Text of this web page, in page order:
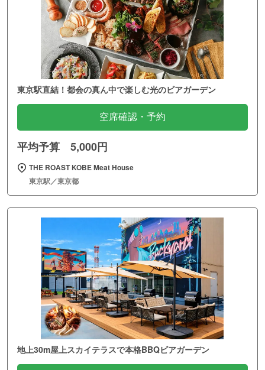
東京駅直結！都会の真ん中で楽しむ光のビアガーデン
空席確認・予約
平均予算 5,000円
THE ROAST KOBE Meat House
東京駅／東京都
地上30m屋上スカイテラスで本格BBQビアガーデン